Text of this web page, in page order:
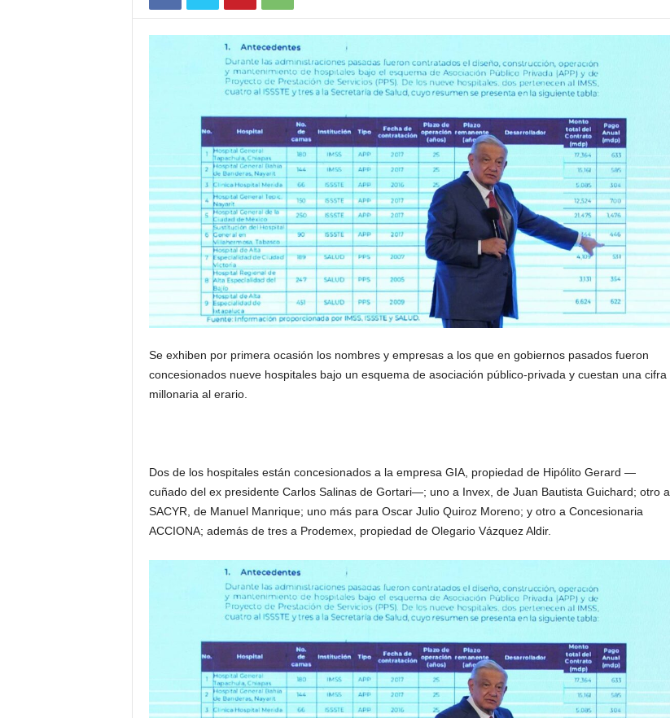
Se exhiben por primera ocasión los nombres y empresas a los que en gobiernos pasados fueron
concesionados nueve hospitales bajo un esquema de asociación público-privada y cuestan una cifra
millonaria al erario.
Dos de los hospitales están concesionados a la empresa GIA, propiedad de Hipólito Gerard —
cuñado del ex presidente Carlos Salinas de Gortari—; uno a Invex, de Juan Bautista Guichard; otro a
SACYR, de Manuel Manrique; uno más para Oscar Julio Quiroz Moreno; y otro a Concesionaria
ACCIONA; además de tres a Prodemex, propiedad de Olegario Vázquez Aldir.